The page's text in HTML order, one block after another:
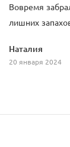
Вовремя
лишних
Наталия
20 января 2024